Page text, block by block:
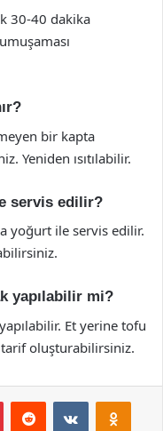
30-40 dakika
bir kapta
Yeniden ısıtılabilir.
servis edilir?
yoğurt ile servis edilir.
yapılabilir mi?
Et yerine tofu
oluşturabilirsiniz.
PinterestReddit VKontakte